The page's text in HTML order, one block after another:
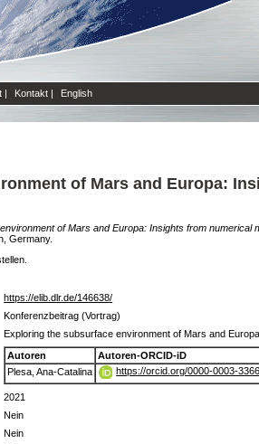
| Kontakt | English
of Mars and Europa:
of Mars and Europa: Insights from numerical
Germany.
https://elib.dlr.de/146638/
Konferenzbeitrag (Vortrag)
Exploring the subsurface environment of Mars and
Autoren
Autoren-ORCID-iD
Plesa, Ana-Catalina
https://orcid.org/0000-0003-
2021
Nein
Nein